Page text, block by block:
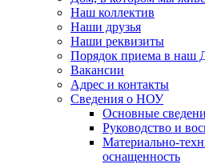
Наш коллектив
Наши друзья
Наши реквизиты
Порядок приема в наш
Вакансии
Адрес и контакты
Сведения о НОУ
Основные
Руководство и
Материально-
оснащенность